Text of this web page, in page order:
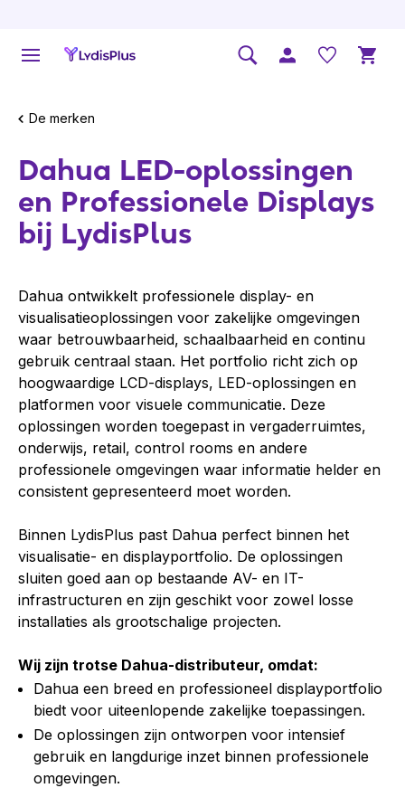
De merken
Dahua LED-oplossingen
en Professionele Displays
bij LydisPlus
Dahua ontwikkelt professionele display- en
visualisatieoplossingen voor zakelijke omgevingen
waar betrouwbaarheid, schaalbaarheid en continu
gebruik centraal staan. Het portfolio richt zich op
hoogwaardige LCD-displays, LED-oplossingen en
platformen voor visuele communicatie. Deze
oplossingen worden toegepast in vergaderruimtes,
onderwijs, retail, control rooms en andere
professionele omgevingen waar informatie helder en
consistent gepresenteerd moet worden.
Binnen LydisPlus past Dahua perfect binnen het
visualisatie- en displayportfolio. De oplossingen
sluiten goed aan op bestaande AV- en IT-
infrastructuren en zijn geschikt voor zowel losse
installaties als grootschalige projecten.
Wij zijn trotse Dahua-distributeur, omdat:
Dahua een breed en professioneel displayportfolio
biedt voor uiteenlopende zakelijke toepassingen.
De oplossingen zijn ontworpen voor intensief
gebruik en langdurige inzet binnen professionele
omgevingen.